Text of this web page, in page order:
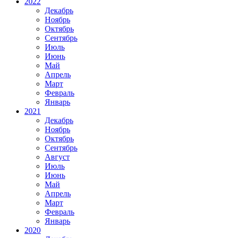
Декабрь
Ноябрь
Октябрь
Сентябрь
Июль
Июнь
Май
Апрель
Март
Февраль
Январь
2021
Декабрь
Ноябрь
Октябрь
Сентябрь
Август
Июль
Июнь
Май
Апрель
Март
Февраль
Январь
2020